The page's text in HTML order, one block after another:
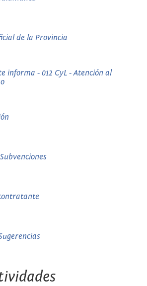
de la Provincia
informa - 012 CyL - Atención al